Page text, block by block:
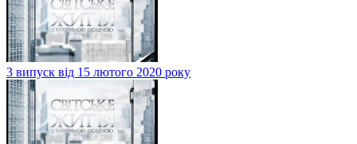
3 випуск від 15 лютого 2020 року